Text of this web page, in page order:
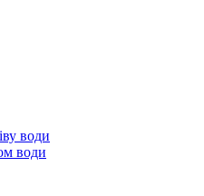
води
води